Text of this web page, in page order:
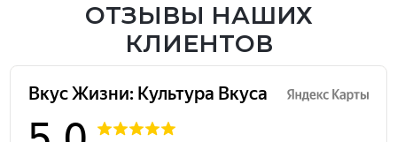
ОТЗЫВЫ НАШИХ
КЛИЕНТОВ